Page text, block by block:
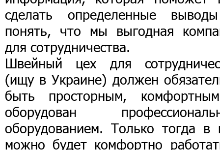
сделать определенные
понять, что мы выгодная
для сотрудничества.
Швейный цех для
(ищу в Украине) должен
быть просторным,
оборудован
оборудованием. Только тогда в
можно будет комфортно